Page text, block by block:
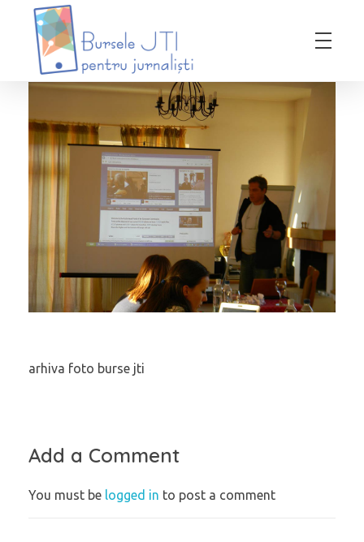
Bursele JTI pentru Jurnalisti
ediția 2018-2019
arhiva foto burse jti
Add a Comment
You must be logged in to post a comment